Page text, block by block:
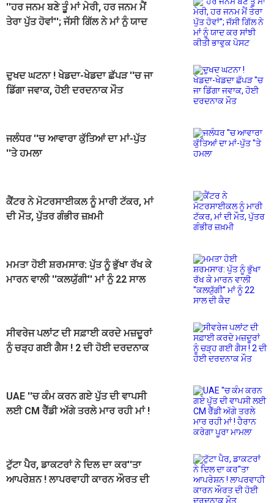
''ਹਰ ਜਨਮ ਬਣੇ ਤੂੰ ਮਾਂ ਮੇਰੀ, ਹਰ ਜਨਮ ਮੈਂ
ਤੇਰਾ ਪੁੱਤ ਹੋਵਾਂ''; ਜੱਸੀ ਗਿੱਲ ਨੇ ਮਾਂ ਨੂੰ ਯਾਦ
ਦੁਖਦ ਘਟਨਾ ! ਖੇਡਦਾ-ਖੇਡਦਾ ਛੱਪੜ ''ਚ ਜਾ
ਡਿੱਗਾ ਜਵਾਕ, ਹੋਈ ਦਰਦਨਾਕ ਮੌਤ
ਜਲੰਧਰ ''ਚ ਆਵਾਰਾ ਕੁੱਤਿਆਂ ਦਾ ਮਾਂ-ਪੁੱਤ
''ਤੇ ਹਮਲਾ
ਕੈਂਟਰ ਨੇ ਮੋਟਰਸਾਈਕਲ ਨੂੰ ਮਾਰੀ ਟੱਕਰ, ਮਾਂ
ਦੀ ਮੌਤ, ਪੁੱਤਰ ਗੰਭੀਰ ਜ਼ਖ਼ਮੀ
ਮਮਤਾ ਹੋਈ ਸ਼ਰਮਸਾਰ: ਪੁੱਤ ਨੂੰ ਭੁੱਖਾ ਰੱਖ ਕੇ
ਮਾਰਨ ਵਾਲੀ ''ਕਲਯੁੱਗੀ'' ਮਾਂ ਨੂੰ 22 ਸਾਲ
ਸੀਵਰੇਜ ਪਲਾਂਟ ਦੀ ਸਫ਼ਾਈ ਕਰਦੇ ਮਜ਼ਦੂਰਾਂ
ਨੂੰ ਚੜ੍ਹ ਗਈ ਗੈਸ ! 2 ਦੀ ਹੋਈ ਦਰਦਨਾਕ
UAE ''ਚ ਕੰਮ ਕਰਨ ਗਏ ਪੁੱਤ ਦੀ ਵਾਪਸੀ
ਲਈ CM ਰੈੱਡੀ ਅੱਗੇ ਤਰਲੇ ਮਾਰ ਰਹੀ ਮਾਂ !
ਟੁੱਟਾ ਪੈਰ, ਡਾਕਟਰਾਂ ਨੇ ਦਿਲ ਦਾ ਕਰ''ਤਾ
ਆਪਰੇਸ਼ਨ ! ਲਾਪਰਵਾਹੀ ਕਾਰਨ ਔਰਤ ਦੀ